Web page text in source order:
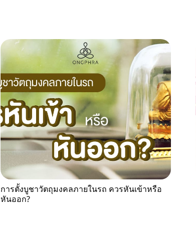
การตั้งบูชาวัตถุมงคลภายในรถ ควรหันเข้าหรือ
หันออก?